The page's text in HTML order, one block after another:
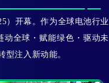
）开幕。作为全球电池行业
动全球・赋能绿色・驱动未
型注入新动能。